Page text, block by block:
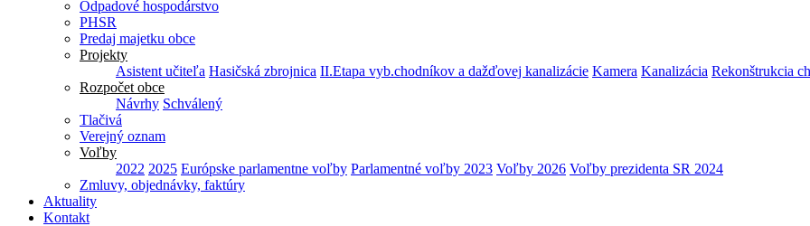
Odpadové hospodárstvo
PHSR
Predaj majetku obce
Projekty
Asistent učiteľa Hasičská zbrojnica II.Etapa vyb.chodníkov a dažďovej kanalizácie Kamera Kanalizácia Rekonštrukcia
Rozpočet obce
Návrhy Schválený
Tlačivá
Verejný oznam
Voľby
2022 2025 Európske parlamentne voľby Parlamentné voľby 2023 Voľby 2026 Voľby prezidenta SR 2024
Zmluvy, objednávky, faktúry
Aktuality
Kontakt